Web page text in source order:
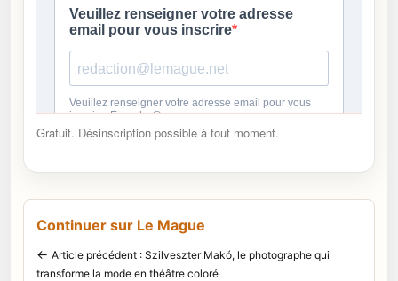
Gratuit. Désinscription possible à tout moment.
Continuer sur Le Mague
← Article précédent : Szilveszter Makó, le photographe qui
transforme la mode en théâtre coloré